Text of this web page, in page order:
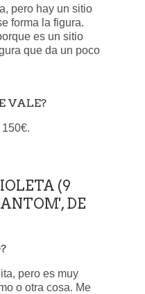
pero hay un sitio
forma la figura.
es un sitio
que da un poco
VALE?
(9
DE
pero es muy
o otra cosa. Me